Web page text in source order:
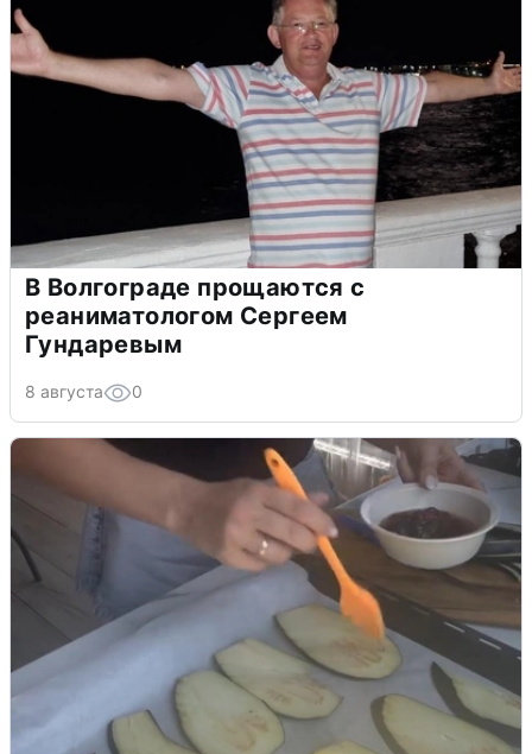
В Волгограде прощаются с
реаниматологом Сергеем
Гундаревым
8 августа 0